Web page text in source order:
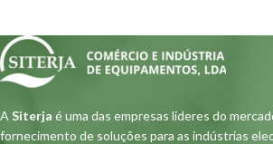
A Siterja é uma das empresas lideres do
fornecimento de soluções para as indústrias